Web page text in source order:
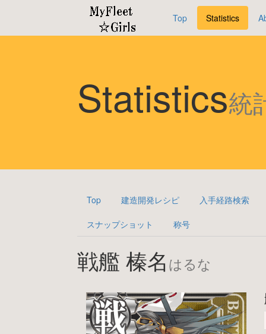
Top Statistics
Statistics統
Top 建造開発レシピ 入手経路検索
スナップショット 称号
戦艦 榛名 はるな